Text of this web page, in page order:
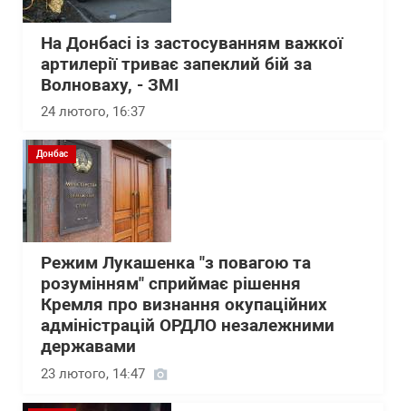
На Донбасі із застосуванням важкої
артилерії триває запеклий бій за
Волноваху, - ЗМІ
24 лютого, 16:37
Донбас
Режим Лукашенка "з повагою та
розумінням" сприймає рішення
Кремля про визнання окупаційних
адміністрацій ОРДЛО незалежними
державами
23 лютого, 14:47